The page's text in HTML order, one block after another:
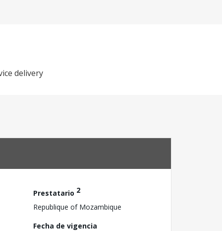
delivery
Prestatario 2
Republique of Mozambique
Fecha de vigencia